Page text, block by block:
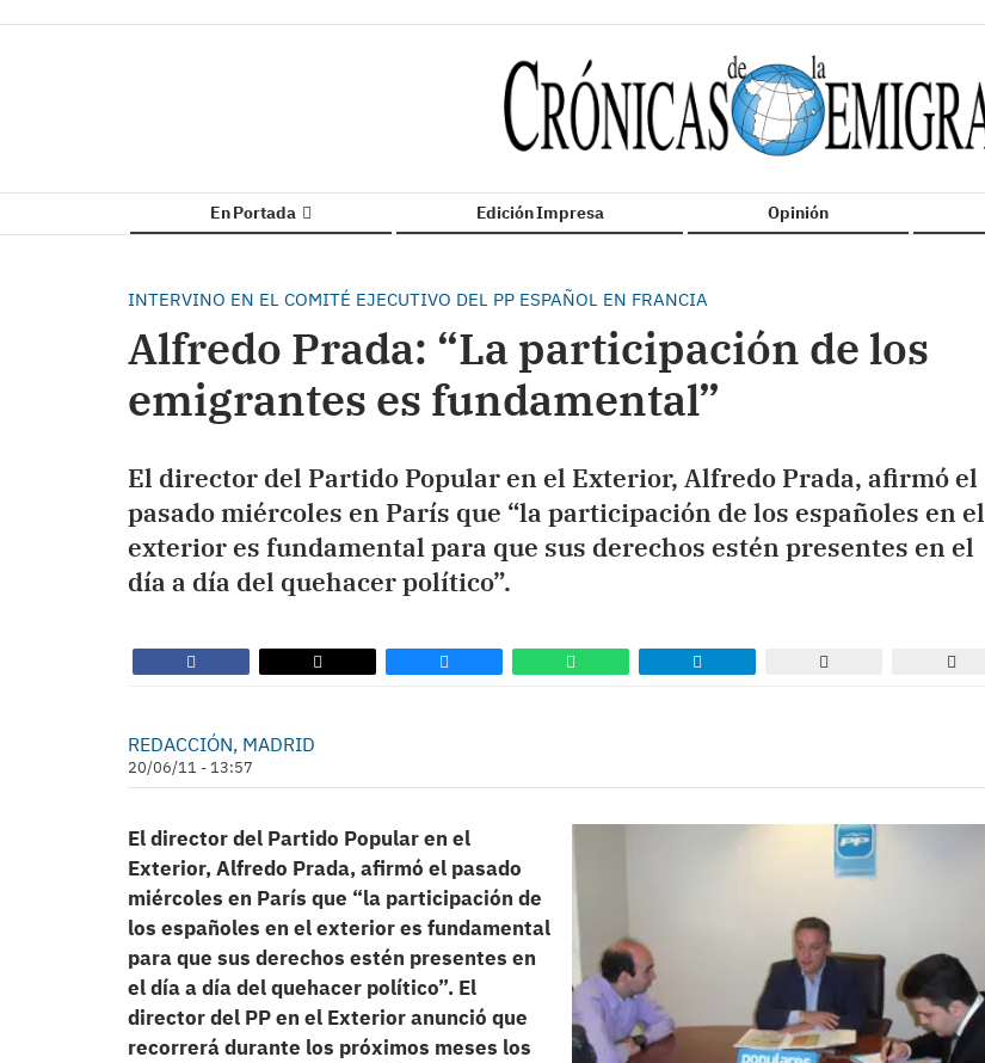
En Portada Edición Impresa Opinión
INTERVINO EN EL COMITÉ EJECUTIVO DEL PP ESPAÑOL EN FRANCIA
Alfredo Prada: “La participación de los
emigrantes es fundamental”
El director del Partido Popular en el Exterior, Alfredo Prada, afirmó el
pasado miércoles en París que “la participación de los españoles en el
exterior es fundamental para que sus derechos estén presentes en el
día a día del quehacer político”.
REDACCIÓN, MADRID
20/06/11 - 13:57
El director del Partido Popular en el
Exterior, Alfredo Prada, afirmó el pasado
miércoles en París que “la participación de
los españoles en el exterior es fundamental
para que sus derechos estén presentes en
el día a día del quehacer político”. El
director del PP en el Exterior anunció que
recorrerá durante los próximos meses los